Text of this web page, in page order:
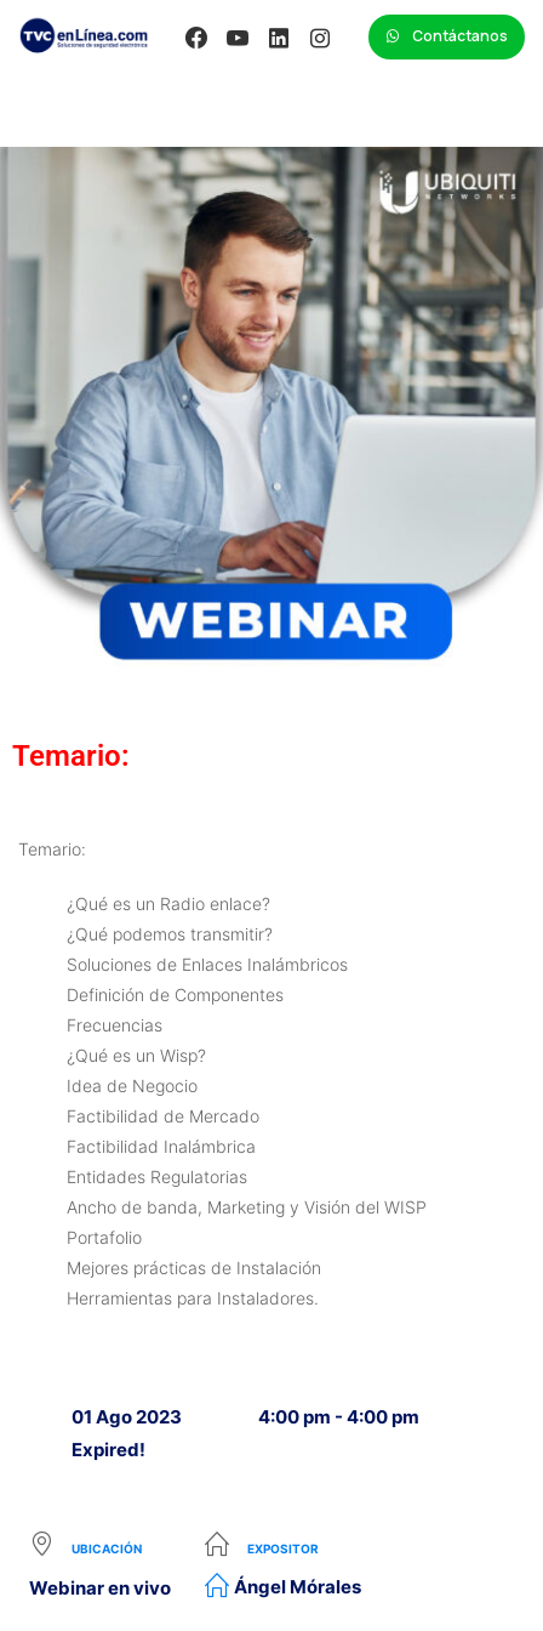
Contáctanos
Temario:
Temario:
¿Qué es un Radio enlace?
¿Qué podemos transmitir?
Soluciones de Enlaces Inalámbricos
Definición de Componentes
Frecuencias
¿Qué es un Wisp?
Idea de Negocio
Factibilidad de Mercado
Factibilidad Inalámbrica
Entidades Regulatorias
Ancho de banda, Marketing y Visión del WISP
Portafolio
Mejores prácticas de Instalación
Herramientas para Instaladores.
01 Ago 2023
Expired!
4:00 pm - 4:00 pm
UBICACIÓN
Webinar en vivo
EXPOSITOR
Ángel Mórales